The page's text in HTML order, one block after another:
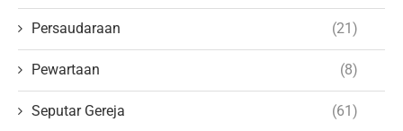
Persaudaraan (21)
Pewartaan (8)
Seputar Gereja (61)